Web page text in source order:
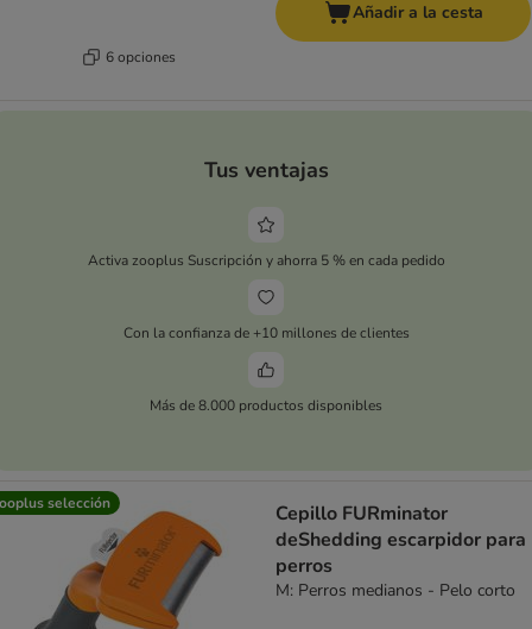
6 opciones
Añadir a la cesta
Tus ventajas
Activa zooplus Suscripción y ahorra 5 % en cada pedido
Con la confianza de +10 millones de clientes
Más de 8.000 productos disponibles
selección
Cepillo FURminator
deShedding escarpidor para
perros
M: Perros medianos - Pelo corto